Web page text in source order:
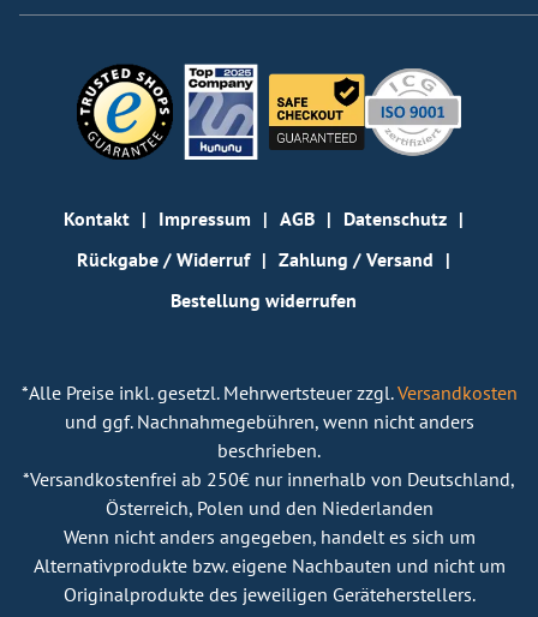
Kontakt Impressum AGB
Datenschutz
Rückgabe / Widerruf
Zahlung / Versand
Bestellung widerrufen
*Alle Preise inkl. gesetzl. Mehrwertsteuer zzgl.Versandkosten
und ggf. Nachnahmegebühren, wenn nicht anders
beschrieben.
*Versandkostenfrei ab 250€ nur innerhalb von Deutschland,
Österreich, Polen und den Niederlanden
Wenn nicht anders angegeben, handelt es sich um
Alternativprodukte bzw. eigene Nachbauten und nicht um
Originalprodukte des jeweiligen Geräteherstellers.